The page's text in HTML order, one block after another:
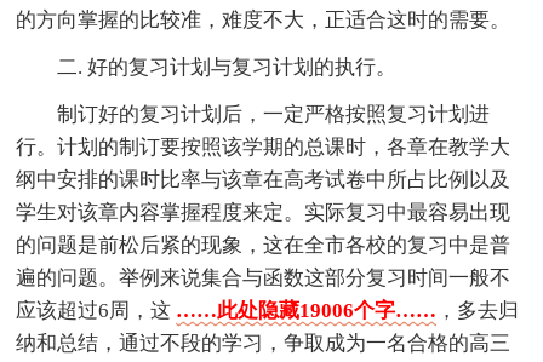
的方向掌握的比较准，难度不大，正适合这时的需要。
二. 好的复习计划与复习计划的执行。
制订好的复习计划后，一定严格按照复习计划进
行。计划的制订要按照该学期的总课时，各章在教学大
纲中安排的课时比率与该章在高考试卷中所占比例以及
学生对该章内容掌握程度来定。实际复习中最容易出现
的问题是前松后紧的现象，这在全市各校的复习中是普
遍的问题。举例来说集合与函数这部分复习时间一般不
应该超过6周，这 ……此处隐藏19006个字…… ，多去归
纳和总结，通过不段的学习，争取成为一名合格的高三